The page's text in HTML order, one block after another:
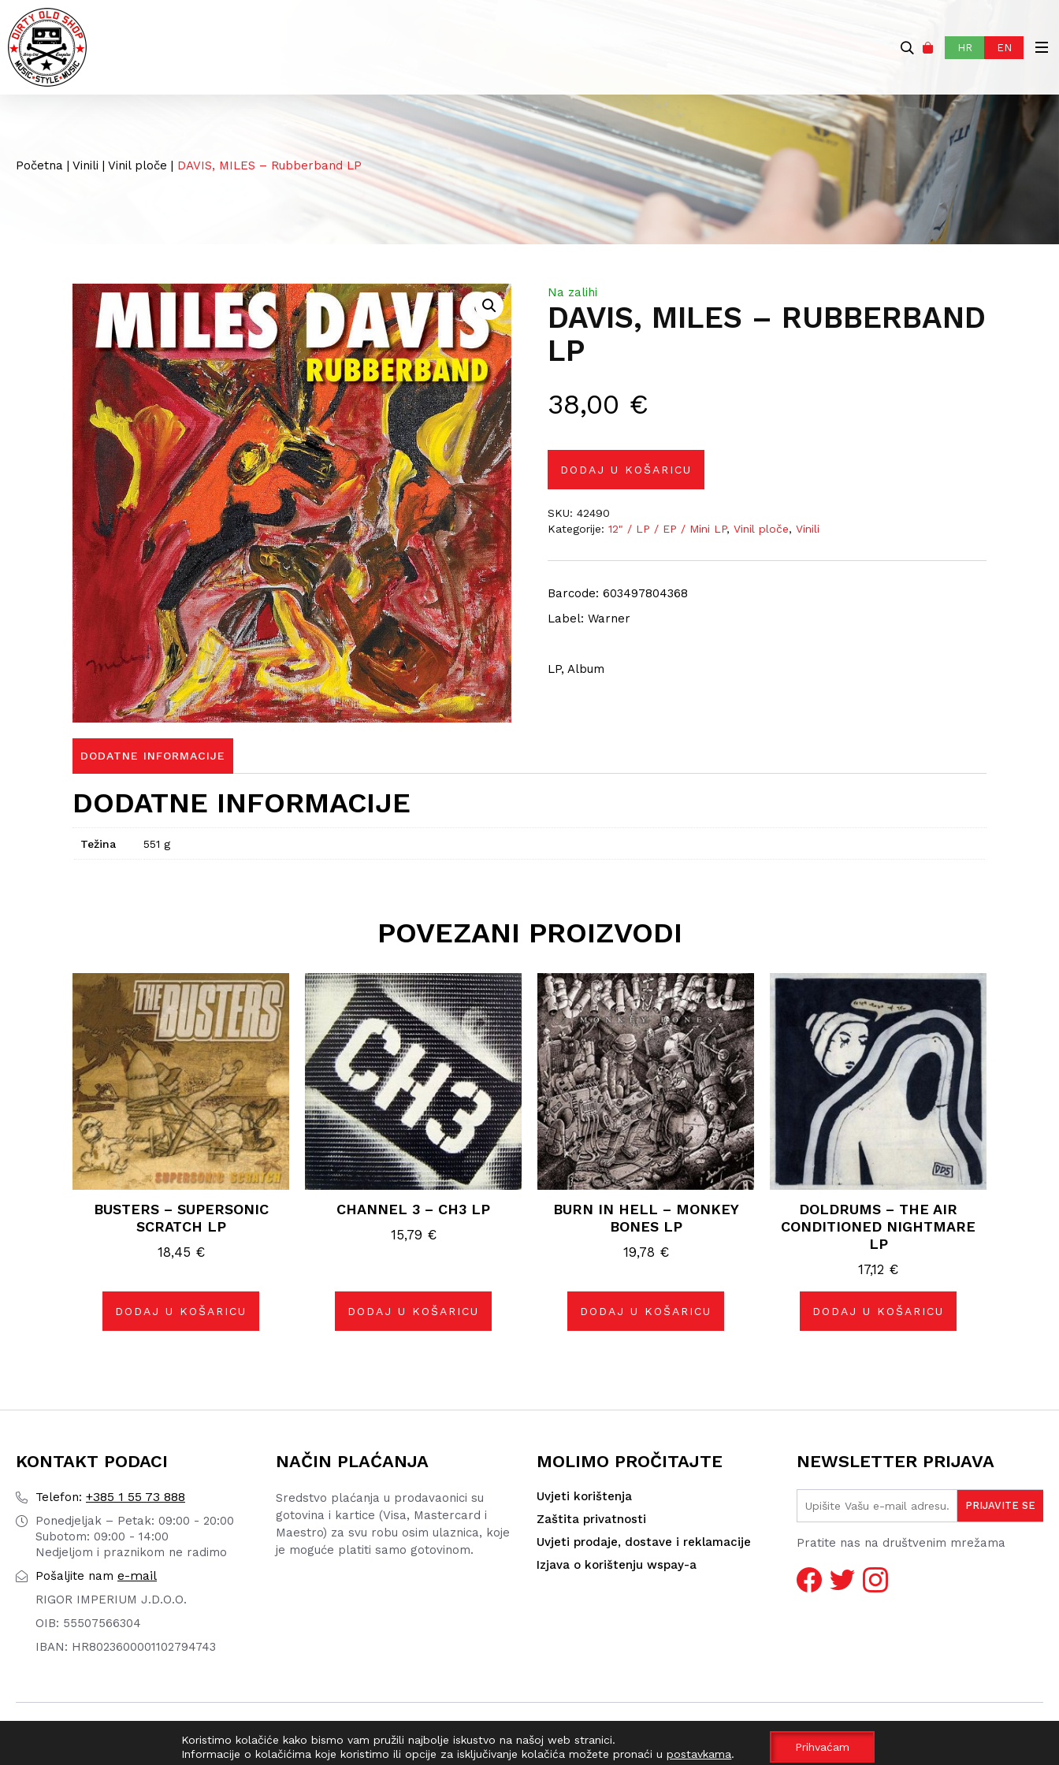
HR EN
Početna | Vinili | Vinil ploče | DAVIS, MILES – Rubberband LP
DAVIS, MILES – RUBBERBAND
LP
38,00 €
Barcode: 603497804368
Label: Warner
LP, Album
Na zalihi
DODAJ U KOŠARICU
SKU:42490
Kategorije:12" / LP / EP / Mini LP,Vinil ploče,Vinili
DODATNE INFORMACIJE
DODATNE INFORMACIJE
Težina 551 g
POVEZANI PROIZVODI
BUSTERS – SUPERSONIC
SCRATCH LP
18,45 €
DODAJ U KOŠARICU
CHANNEL 3 – CH3 LP
15,79 €
DODAJ U KOŠARICU
BURN IN HELL – MONKEY
BONES LP
19,78 €
DODAJ U KOŠARICU
DOLDRUMS – THE AIR
CONDITIONED NIGHTMARE
LP
17,12 €
DODAJ U KOŠARICU
KONTAKT PODACI
Telefon: +385 1 55 73 888
Ponedjeljak – Petak: 09:00 - 20:00
Subotom: 09:00 - 14:00
Nedjeljom i praznikom ne radimo
Pošaljite nam e-mail
RIGOR IMPERIUM J.D.O.O.
OIB: 55507566304
IBAN: HR8023600001102794743
NAČIN PLAĆANJA
Sredstvo plaćanja u prodavaonici su
gotovina i kartice (Visa, Mastercard i
Maestro) za svu robu osim ulaznica, koje
je moguće platiti samo gotovinom.
MOLIMO PROČITAJTE
Uvjeti korištenja
Zaštita privatnosti
Uvjeti prodaje, dostave i reklamacije
Izjava o korištenju wspay-a
NEWSLETTER PRIJAVA
Pratite nas na društvenim mrežama
© 2026 DIRTY OLD SHOP | WEBMASTER - pr0ject1
Koristimo kolačiće kako bismo vam pružili najbolje iskustvo na našoj web stranici.
Informacije o kolačićima koje koristimo ili opcije za isključivanje kolačića možete pronaći upostavkama.
Prihvaćam